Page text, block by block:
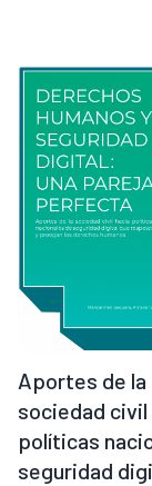
Aportes de la
sociedad civil
políticas
seguridad